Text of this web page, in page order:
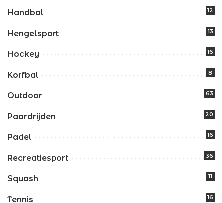
Handbal 12
Hengelsport 13
Hockey 16
Korfbal 8
Outdoor 63
Paardrijden 20
Padel 16
Recreatiesport 36
Squash 11
Tennis 16